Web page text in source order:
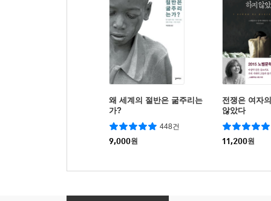
왜 세계의 절반은 굶주리는
가?
448건
9,000원
전쟁은 여자
않았다
11,200원